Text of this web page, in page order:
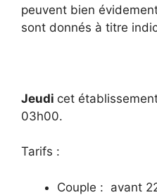
peuvent bien
sont donnés à titre
Jeudi cet
03h00.
Tarifs :
Couple : avant